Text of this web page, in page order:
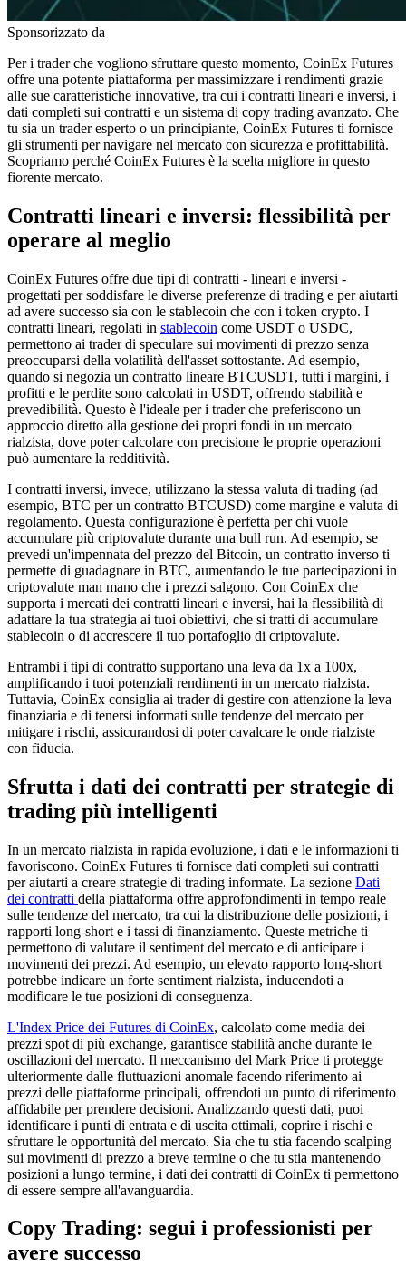
Sponsorizzato da
Per i trader che vogliono sfruttare questo momento, CoinEx Futures
offre una potente piattaforma per massimizzare i rendimenti grazie
alle sue caratteristiche innovative, tra cui i contratti lineari e inversi, i
dati completi sui contratti e un sistema di copy trading avanzato. Che
tu sia un trader esperto o un principiante, CoinEx Futures ti fornisce
gli strumenti per navigare nel mercato con sicurezza e profittabilità.
Scopriamo perché CoinEx Futures è la scelta migliore in questo
fiorente mercato.
Contratti lineari e inversi: flessibilità per
operare al meglio
CoinEx Futures offre due tipi di contratti - lineari e inversi -
progettati per soddisfare le diverse preferenze di trading e per aiutarti
ad avere successo sia con le stablecoin che con i token crypto. I
contratti lineari, regolati in stablecoin come USDT o USDC,
permettono ai trader di speculare sui movimenti di prezzo senza
preoccuparsi della volatilità dell'asset sottostante. Ad esempio,
quando si negozia un contratto lineare BTCUSDT, tutti i margini, i
profitti e le perdite sono calcolati in USDT, offrendo stabilità e
prevedibilità. Questo è l'ideale per i trader che preferiscono un
approccio diretto alla gestione dei propri fondi in un mercato
rialzista, dove poter calcolare con precisione le proprie operazioni
può aumentare la redditività.
I contratti inversi, invece, utilizzano la stessa valuta di trading (ad
esempio, BTC per un contratto BTCUSD) come margine e valuta di
regolamento. Questa configurazione è perfetta per chi vuole
accumulare più criptovalute durante una bull run. Ad esempio, se
prevedi un'impennata del prezzo del Bitcoin, un contratto inverso ti
permette di guadagnare in BTC, aumentando le tue partecipazioni in
criptovalute man mano che i prezzi salgono. Con CoinEx che
supporta i mercati dei contratti lineari e inversi, hai la flessibilità di
adattare la tua strategia ai tuoi obiettivi, che si tratti di accumulare
stablecoin o di accrescere il tuo portafoglio di criptovalute.
Entrambi i tipi di contratto supportano una leva da 1x a 100x,
amplificando i tuoi potenziali rendimenti in un mercato rialzista.
Tuttavia, CoinEx consiglia ai trader di gestire con attenzione la leva
finanziaria e di tenersi informati sulle tendenze del mercato per
mitigare i rischi, assicurandosi di poter cavalcare le onde rialziste
con fiducia.
Sfrutta i dati dei contratti per strategie di
trading più intelligenti
In un mercato rialzista in rapida evoluzione, i dati e le informazioni ti
favoriscono. CoinEx Futures ti fornisce dati completi sui contratti
per aiutarti a creare strategie di trading informate. La sezione Dati
dei contratti della piattaforma offre approfondimenti in tempo reale
sulle tendenze del mercato, tra cui la distribuzione delle posizioni, i
rapporti long-short e i tassi di finanziamento. Queste metriche ti
permettono di valutare il sentiment del mercato e di anticipare i
movimenti dei prezzi. Ad esempio, un elevato rapporto long-short
potrebbe indicare un forte sentiment rialzista, inducendoti a
modificare le tue posizioni di conseguenza.
L'Index Price dei Futures di CoinEx, calcolato come media dei
prezzi spot di più exchange, garantisce stabilità anche durante le
oscillazioni del mercato. Il meccanismo del Mark Price ti protegge
ulteriormente dalle fluttuazioni anomale facendo riferimento ai
prezzi delle piattaforme principali, offrendoti un punto di riferimento
affidabile per prendere decisioni. Analizzando questi dati, puoi
identificare i punti di entrata e di uscita ottimali, coprire i rischi e
sfruttare le opportunità del mercato. Sia che tu stia facendo scalping
sui movimenti di prezzo a breve termine o che tu stia mantenendo
posizioni a lungo termine, i dati dei contratti di CoinEx ti permettono
di essere sempre all'avanguardia.
Copy Trading: segui i professionisti per
avere successo